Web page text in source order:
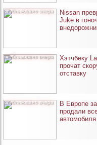
опубликовано вчера
Nissan
Juke в
опубликовано вчера
Хэтчбеку
прочат
отставку
опубликовано вчера
В Европе
продали